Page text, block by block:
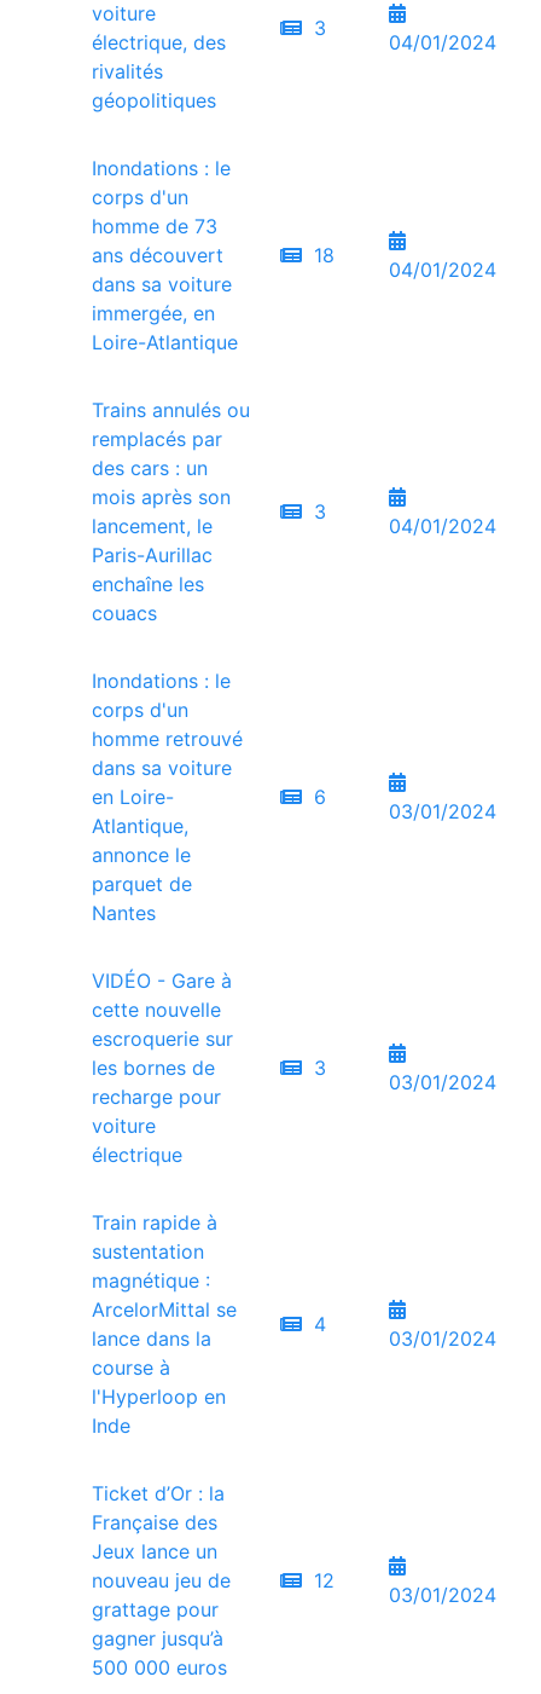
voiture
électrique, des
rivalités
géopolitiques
3
04/01/2024
Inondations : le
corps d'un
homme de 73
ans découvert
dans sa voiture
immergée, en
Loire-Atlantique
18
04/01/2024
Trains annulés ou
remplacés par
des cars : un
mois après son
lancement, le
Paris-Aurillac
enchaîne les
couacs
3
04/01/2024
Inondations : le
corps d'un
homme retrouvé
dans sa voiture
en Loire-
Atlantique,
annonce le
parquet de
Nantes
6
03/01/2024
VIDÉO - Gare à
cette nouvelle
escroquerie sur
les bornes de
recharge pour
voiture
électrique
3
03/01/2024
Train rapide à
sustentation
magnétique :
ArcelorMittal se
lance dans la
course à
l'Hyperloop en
Inde
4
03/01/2024
Ticket d’Or : la
Française des
Jeux lance un
nouveau jeu de
grattage pour
gagner jusqu’à
500 000 euros
12
03/01/2024